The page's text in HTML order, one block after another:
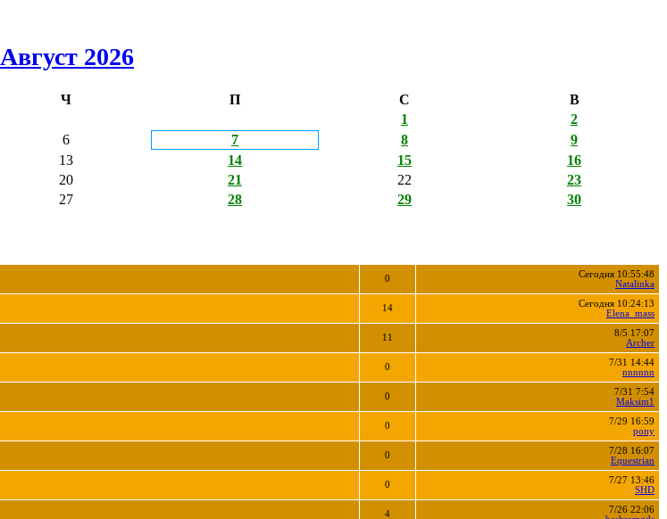
Август 2026
Ч П С
В
1
2
6 7 8
9
13 14 15
16
20 21 22
23
27 28 29
30
0
Сегодня 10:55:48
Natalinka
14
Сегодня 10:24:13
Elena_mass
11
8/5 17:07
Archer
0
7/31 14:44
nnnnnn
0
7/31 7:54
Maksim1
0
7/29 16:59
pony
0
7/28 16:07
Equestrian
0
7/27 13:46
SHD
4
7/26 22:06